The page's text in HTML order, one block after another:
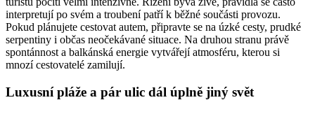
interpretují po svém a troubení patří k běžné součásti provozu.
Pokud plánujete cestovat autem, připravte se na úzké cesty, prudké
serpentiny i občas neočekávané situace. Na druhou stranu právě
spontánnost a balkánská energie vytvářejí atmosféru, kterou si
mnozí cestovatelé zamilují.
Luxusní pláže a pár ulic dál úplně jiný svět